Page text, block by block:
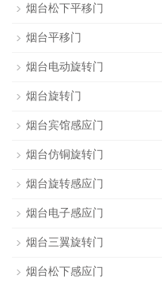
烟台松下平移门
烟台平移门
烟台电动旋转门
烟台旋转门
烟台宾馆感应门
烟台仿铜旋转门
烟台旋转感应门
烟台电子感应门
烟台三翼旋转门
烟台松下感应门